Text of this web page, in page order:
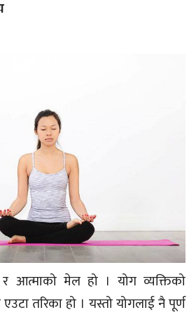
आत्माको मेल हो । योग व्यक्तिको
तरिका हो । यस्तो योगलाई नै पूर्ण